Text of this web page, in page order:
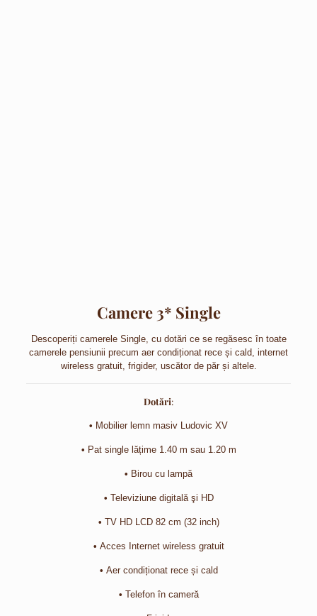
Camere 3* Single
Descoperiți camerele Single, cu dotări ce se regăsesc în toate
camerele pensiunii precum aer condiționat rece și cald, internet
wireless gratuit, frigider, uscător de păr și altele.
Dotări:
• Mobilier lemn masiv Ludovic XV
• Pat single lățime 1.40 m sau 1.20 m
• Birou cu lampă
• Televiziune digitală şi HD
• TV HD LCD 82 cm (32 inch)
• Acces Internet wireless gratuit
• Aer condiționat rece și cald
• Telefon în cameră